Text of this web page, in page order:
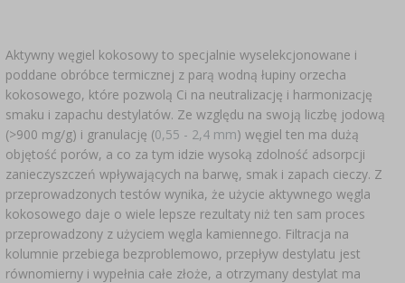
Aktywny węgiel kokosowy to specjalnie wyselekcjonowane i
poddane obróbce termicznej z parą wodną łupiny orzecha
kokosowego, które pozwolą Ci na neutralizację i harmonizację
smaku i zapachu destylatów. Ze względu na swoją liczbę jodową
(>900 mg/g) i granulację (0,55 - 2,4 mm) węgiel ten ma dużą
objętość porów, a co za tym idzie wysoką zdolność adsorpcji
zanieczyszczeń wpływających na barwę, smak i zapach cieczy. Z
przeprowadzonych testów wynika, że użycie aktywnego węgla
kokosowego daje o wiele lepsze rezultaty niż ten sam proces
przeprowadzony z użyciem węgla kamiennego. Filtracja na
kolumnie przebiega bezproblemowo, przepływ destylatu jest
równomierny i wypełnia całe złoże, a otrzymany destylat ma